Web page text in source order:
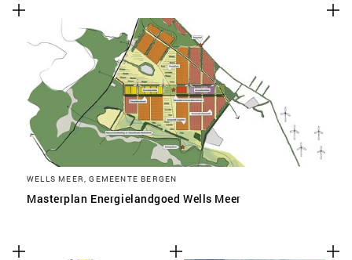
WELLS MEER, GEMEENTE BERGEN
Masterplan Energielandgoed Wells Meer